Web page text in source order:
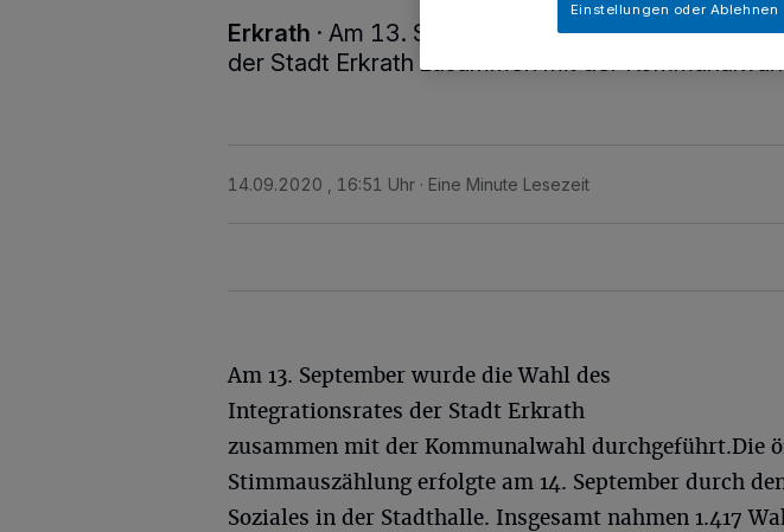
Erkrath · Am 13. September wurde die Wahl des
der Stadt Erkrath zusammen mit der
14.09.2020 , 16:51 Uhr Eine Minute Lesezeit
Am 13. September wurde die Wahl des
Integrationsrates der Stadt Erkrath
zusammen mit der Kommunalwahl durchgeführt.Die
Stimmauszählung erfolgte am 14. September durch
Soziales in der Stadthalle. Insgesamt nahmen 1.417
Einstellungen oder Ablehnen